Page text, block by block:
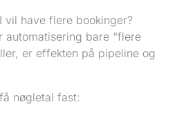
vil have flere bookinger?
automatisering bare “flere
er effekten på pipeline og
nøgletal fast: